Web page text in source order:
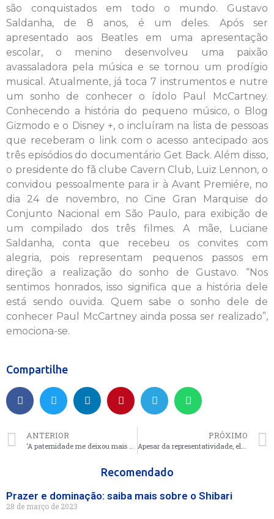
são conquistados em todo o mundo. Gustavo
Saldanha, de 8 anos, é um deles. Após ser
apresentado aos Beatles em uma apresentação
escolar, o menino desenvolveu uma paixão
avassaladora pela música e se tornou um prodígio
musical. Atualmente, já toca 7 instrumentos e nutre
um sonho de conhecer o ídolo Paul McCartney.
Conhecendo a história do pequeno músico, o Blog
Gizmodo e o Disney +, o incluíram na lista de pessoas
que receberam o link com o acesso antecipado aos
três episódios do documentário Get Back. Além disso,
o presidente do fã clube Cavern Club, Luiz Lennon, o
convidou pessoalmente para ir à Avant Premiére, no
dia 24 de novembro, no Cine Gran Marquise do
Conjunto Nacional em São Paulo, para exibição de
um compilado dos três filmes. A mãe, Luciane
Saldanha, conta que recebeu os convites com
alegria, pois representam pequenos passos em
direção a realização do sonho de Gustavo. “Nos
sentimos honrados, isso significa que a história dele
está sendo ouvida. Quem sabe o sonho dele de
conhecer Paul McCartney ainda possa ser realizado”,
emociona-se.
Compartilhe
ANTERIOR
‘A paternidade me deixou mais preocupado com a saúde’, afirma Babal
PRÓXIMO
Apesar da representatividade, elas sofrem discriminação no mercado musical
Recomendado
Prazer e dominação: saiba mais sobre o Shibari
28 de março de 2023